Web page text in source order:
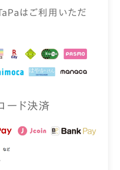
はご利⽤いただ
ード決済